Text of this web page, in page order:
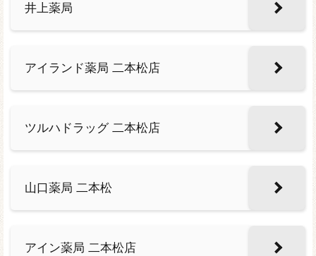
井上薬局
アイランド薬局 二本松店
ツルハドラッグ 二本松店
山口薬局 二本松
アイン薬局 二本松店